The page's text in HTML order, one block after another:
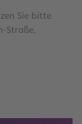
Sie bitte
Straße,